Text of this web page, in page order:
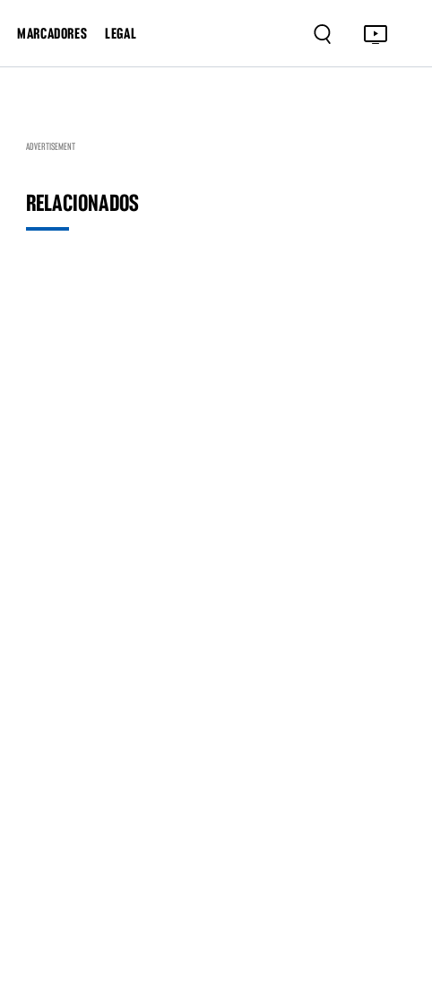
MARCADORES LEGAL
ADVERTISEMENT
RELACIONADOS